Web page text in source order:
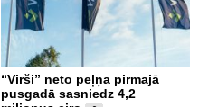
“Virši” neto peļņa pirmajā
pusgadā sasniedz 4,2